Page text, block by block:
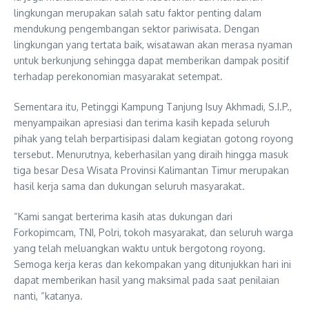
lingkungan merupakan salah satu faktor penting dalam
mendukung pengembangan sektor pariwisata. Dengan
lingkungan yang tertata baik, wisatawan akan merasa nyaman
untuk berkunjung sehingga dapat memberikan dampak positif
terhadap perekonomian masyarakat setempat.
Sementara itu, Petinggi Kampung Tanjung Isuy Akhmadi, S.I.P.,
menyampaikan apresiasi dan terima kasih kepada seluruh
pihak yang telah berpartisipasi dalam kegiatan gotong royong
tersebut. Menurutnya, keberhasilan yang diraih hingga masuk
tiga besar Desa Wisata Provinsi Kalimantan Timur merupakan
hasil kerja sama dan dukungan seluruh masyarakat.
“Kami sangat berterima kasih atas dukungan dari
Forkopimcam, TNI, Polri, tokoh masyarakat, dan seluruh warga
yang telah meluangkan waktu untuk bergotong royong.
Semoga kerja keras dan kekompakan yang ditunjukkan hari ini
dapat memberikan hasil yang maksimal pada saat penilaian
nanti, “katanya.